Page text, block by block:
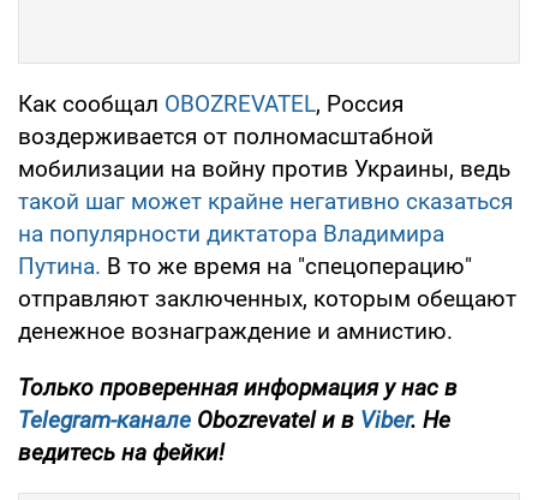
Как сообщал OBOZREVATEL, Россия
воздерживается от полномасштабной
мобилизации на войну против Украины, ведь
такой шаг может крайне негативно сказаться
на популярности диктатора Владимира
Путина. В то же время на "спецоперацию"
отправляют заключенных, которым обещают
денежное вознаграждение и амнистию.
Только проверенная информация у нас в
Telegram-канале Obozrevatel и в Viber. Не
ведитесь на фейки!